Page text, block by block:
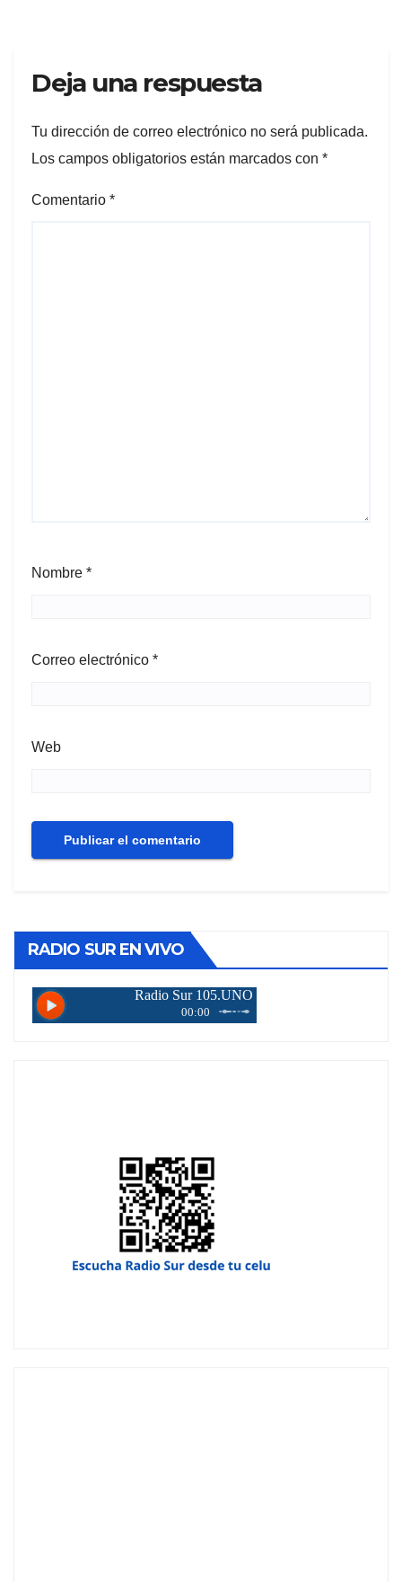
Deja una respuesta
Tu dirección de correo electrónico no será publicada.
Los campos obligatorios están marcados con *
Comentario *
Nombre *
Correo electrónico *
Web
RADIO SUR EN VIVO